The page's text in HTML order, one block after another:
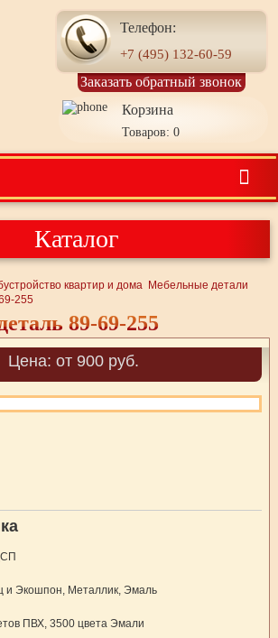
Телефон:
+7 (495) 132-60-59
Заказать обратный звонок
Корзина
Товаров: 0
Каталог
квартир и дома Мебельные детали
255
89-69-255
Цена: от 900 руб.
и Экошпон, Металлик, Эмаль
ПВХ, 3500 цвета Эмали